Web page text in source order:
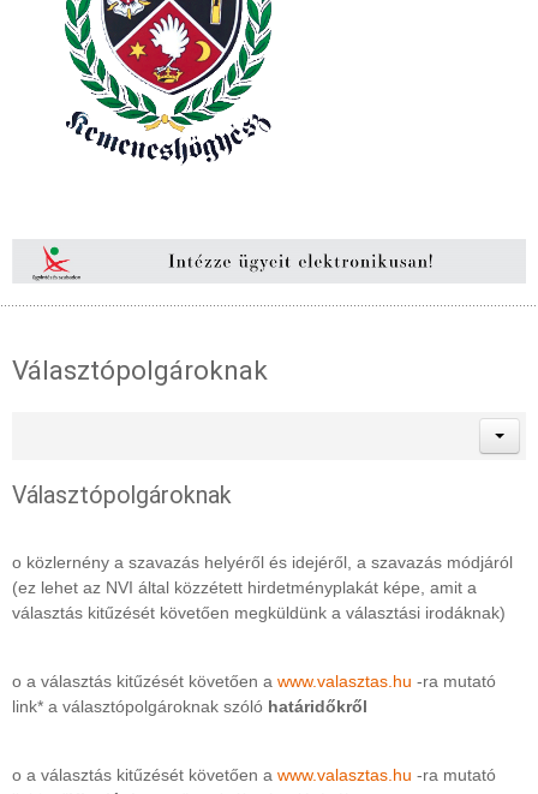
Választópolgároknak
Választópolgároknak
o közlernény a szavazás helyéről és idejéről, a szavazás módjáról
(ez lehet az NVI által közzétett hirdetményplakát képe, amit a
választás kitűzését követően megküldünk a választási irodáknak)
o a választás kitűzését követően a www.valasztas.hu -ra mutató
link* a választópolgároknak szóló határidőkről
o a választás kitűzését követően a www.valasztas.hu -ra mutató